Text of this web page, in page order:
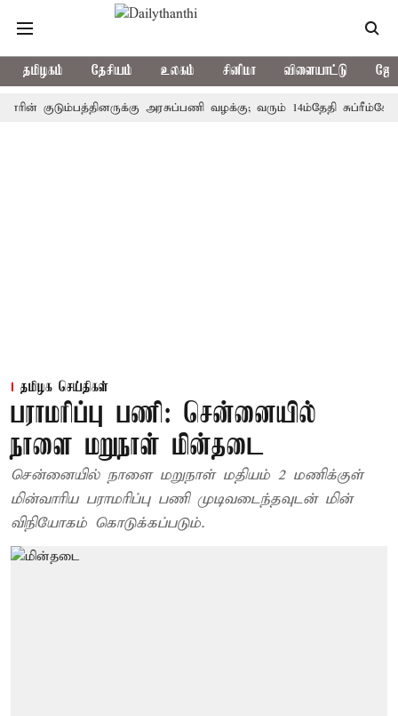
தமிழகம் தேசியம் உலகம் சினிமா விளையாட்டு
அரசுப்பணி வழக்கு; வரும் 14ம்தேதி சுப்ரீம்கோர்ட்டில்
தமிழக செய்திகள்
பராமரிப்பு பணி: சென்னையில்
நாளை மறுநாள் மின்தடை
சென்னையில் நாளை மறுநாள் மதியம் 2 மணிக்குள்
மின்வாரிய பராமரிப்பு பணி முடிவடைந்தவுடன் மின்
விநியோகம் கொடுக்கப்படும்.